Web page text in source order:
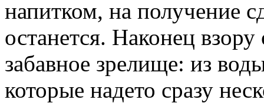
напитком, на получение
останется. Наконец
забавное зрелище: из
которые надето сразу